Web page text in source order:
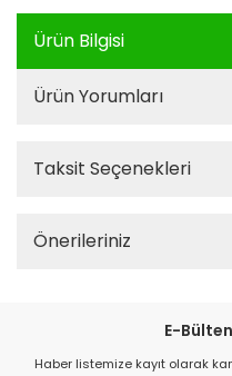
Ürün Bilgisi
Ürün Yorumları
Taksit Seçenekleri
Önerileriniz
E-
Haber listemize kayıt olarak